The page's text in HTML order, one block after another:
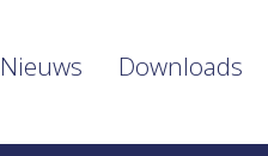
Nieuws Downloads